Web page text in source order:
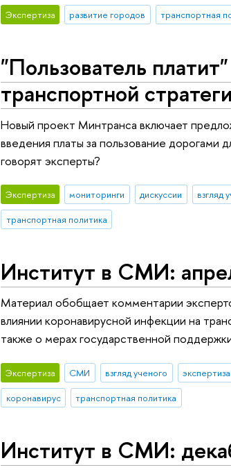
Экспертиза развитие городов транспортная
"Пользователь
транспортной
Новый проект Минтранса включает
введения платы за пользование дорогами
говорят эксперты?
Экспертиза мониторинги дискуссии взгляд
транспортная политика
Институт в СМИ:
Материал обобщает комментарии
влиянии коронавирусной инфекции на
также о мерах государственной
Экспертиза СМИ взгляд ученого экспертиза
коронавирус
транспортная политика
Институт в СМИ: